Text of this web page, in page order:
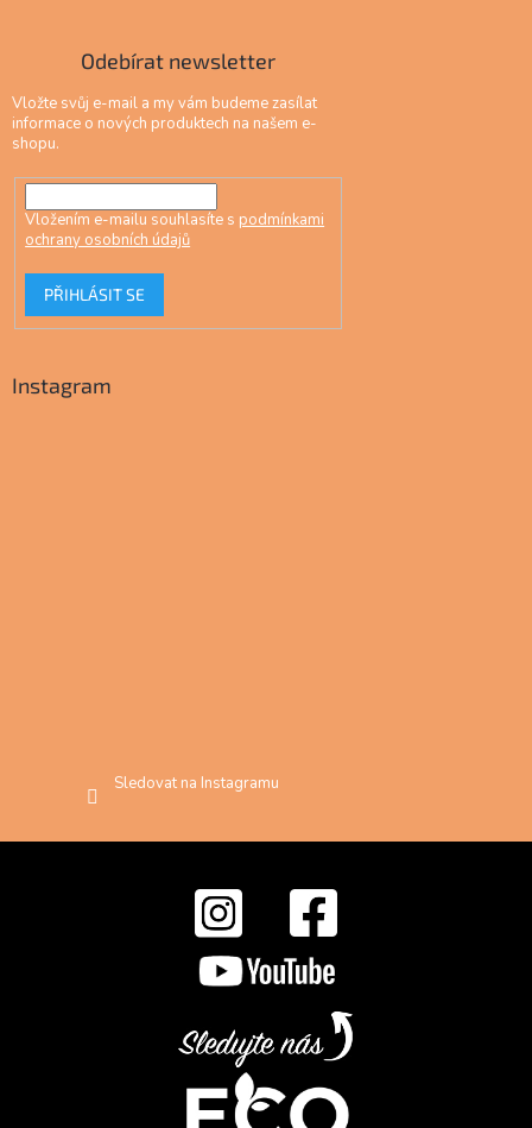
Odebírat newsletter
Vložte svůj e-mail a my vám budeme zasílat
informace o nových produktech na našem e-
shopu.
Vložením e-mailu souhlasíte s podmínkami
ochrany osobních údajů
PŘIHLÁSIT SE
Instagram
Sledovat na Instagramu